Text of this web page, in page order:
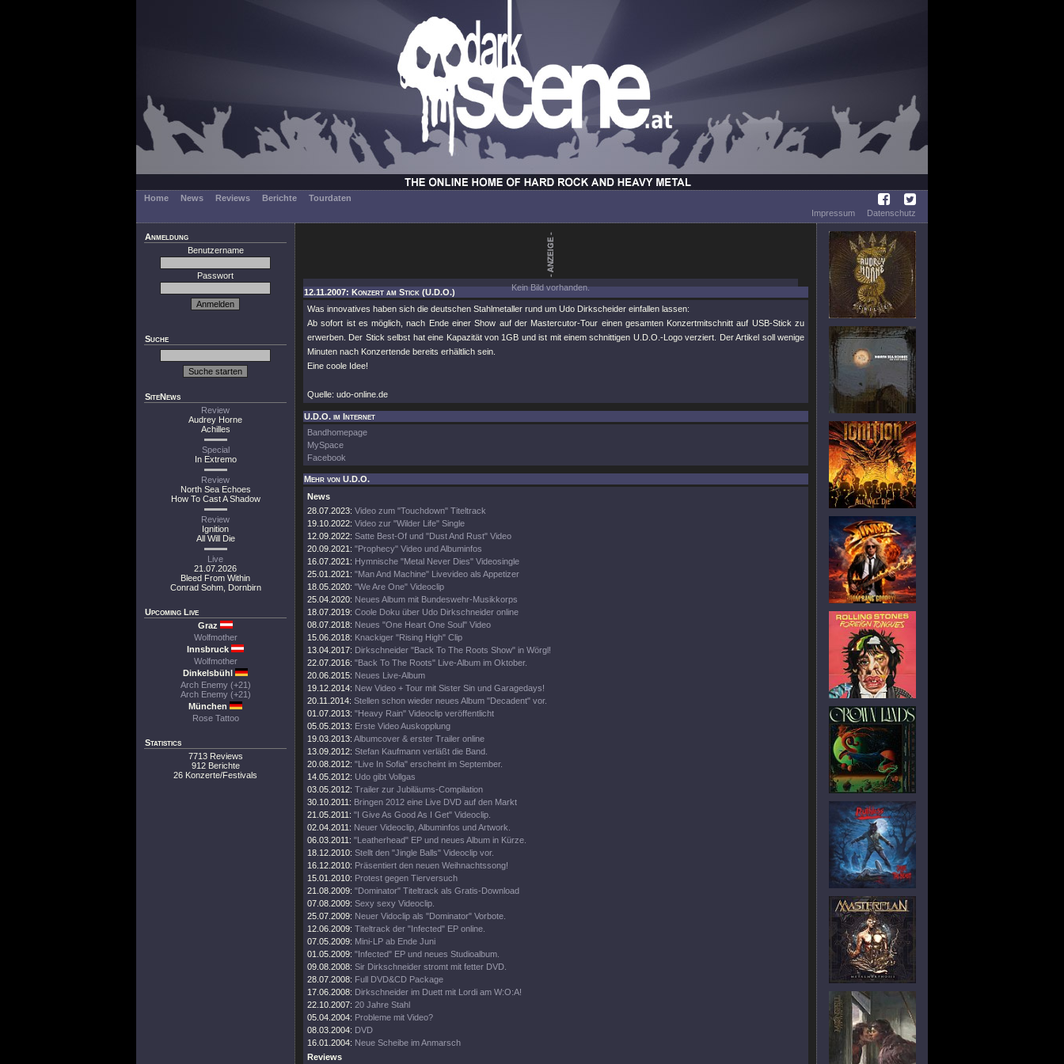
Home News Reviews Berichte
Tourdaten
Impressum
Datenschutz
Anmeldung
Benutzername
Passwort
Suche
SiteNews
Review
Audrey Horne
Achilles
Special
In Extremo
Review
North Sea Echoes
How To Cast A Shadow
Review
Ignition
All Will Die
Live
21.07.2026
Bleed From Within
Conrad Sohm, Dornbirn
Upcoming Live
Graz
Wolfmother
Innsbruck
Wolfmother
Dinkelsbühl
Arch Enemy (+21)
Arch Enemy (+21)
München
Rose Tattoo
Statistics
7713 Reviews
912 Berichte
26 Konzerte/Festivals
Kein Bild vorhanden.
12.11.2007: Konzert am Stick (U.D.O.)
Was innovatives haben sich die deutschen Stahlmetaller rund um Udo Dirkscheider einfallen lassen:
Ab sofort ist es möglich, nach Ende einer Show auf der Mastercutor-Tour einen gesamten Konzertmitschnitt auf USB-Stick zu
erwerben. Der Stick selbst hat eine Kapazität von 1GB und ist mit einem schnittigen U.D.O.-Logo verziert. Der Artikel soll wenige
Minuten nach Konzertende bereits erhältlich sein.
Eine coole Idee!
Quelle: udo-online.de
U.D.O. im Internet
Bandhomepage
MySpace
Facebook
Mehr von U.D.O.
News
28.07.2023: Video zum "Touchdown" Titeltrack
19.10.2022: Video zur "Wilder Life" Single
12.09.2022: Satte Best-Of und "Dust And Rust" Video
20.09.2021: "Prophecy" Video und Albuminfos
16.07.2021: Hymnische "Metal Never Dies" Videosingle
25.01.2021: "Man And Machine" Livevideo als Appetizer
18.05.2020: "We Are One" Videoclip
25.04.2020: Neues Album mit Bundeswehr-Musikkorps
18.07.2019: Coole Doku über Udo Dirkschneider online
08.07.2018: Neues "One Heart One Soul" Video
15.06.2018: Knackiger "Rising High" Clip
13.04.2017: Dirkschneider "Back To The Roots Show" in Wörgl!
22.07.2016: "Back To The Roots" Live-Album im Oktober.
20.06.2015: Neues Live-Album
19.12.2014: New Video + Tour mit Sister Sin und Garagedays!
20.11.2014: Stellen schon wieder neues Album "Decadent" vor.
01.07.2013: "Heavy Rain" Videoclip veröffentlicht
05.05.2013: Erste Video Auskopplung
19.03.2013: Albumcover & erster Trailer online
13.09.2012: Stefan Kaufmann verläßt die Band.
20.08.2012: "Live In Sofia" erscheint im September.
14.05.2012: Udo gibt Vollgas
03.05.2012: Trailer zur Jubiläums-Compilation
30.10.2011: Bringen 2012 eine Live DVD auf den Markt
21.05.2011: "I Give As Good As I Get" Videoclip.
02.04.2011: Neuer Videoclip, Albuminfos und Artwork.
06.03.2011: "Leatherhead" EP und neues Album in Kürze.
18.12.2010: Stellt den "Jingle Balls" Videoclip vor.
16.12.2010: Präsentiert den neuen Weihnachtssong!
15.01.2010: Protest gegen Tierversuch
21.08.2009: "Dominator" Titeltrack als Gratis-Download
07.08.2009: Sexy sexy Videoclip.
25.07.2009: Neuer Vidoclip als "Dominator" Vorbote.
12.06.2009: Titeltrack der "Infected" EP online.
07.05.2009: Mini-LP ab Ende Juni
01.05.2009: "Infected" EP und neues Studioalbum.
09.08.2008: Sir Dirkschneider stromt mit fetter DVD.
28.07.2008: Full DVD&CD Package
17.06.2008: Dirkschneider im Duett mit Lordi am W:O:A!
22.10.2007: 20 Jahre Stahl
05.04.2004: Probleme mit Video?
08.03.2004: DVD
16.01.2004: Neue Scheibe im Anmarsch
Reviews